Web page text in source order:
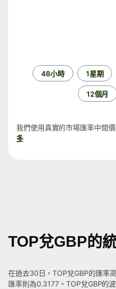
48小時 1星期
12個月
我們使用真實的市場匯率中間
多
TOP兌GBP的
在過去30日，TOP兌GBP的匯率
匯率則為0.3177。TOP兌GBP的